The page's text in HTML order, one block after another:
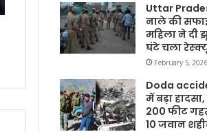
Uttar
नाले की
महिला ने दी
घंटे चला
February 5, 2026
Doda
में बड़ा
200 फीट
10 जवान